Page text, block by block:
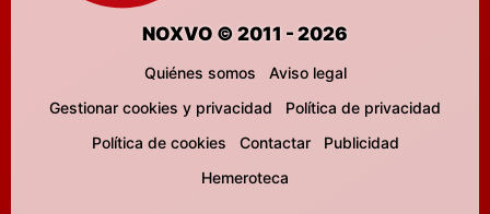
NOXVO © 2011 - 2026
Quiénes somos
Aviso legal
Gestionar cookies y privacidad
Política de privacidad
Política de cookies
Contactar
Publicidad
Hemeroteca